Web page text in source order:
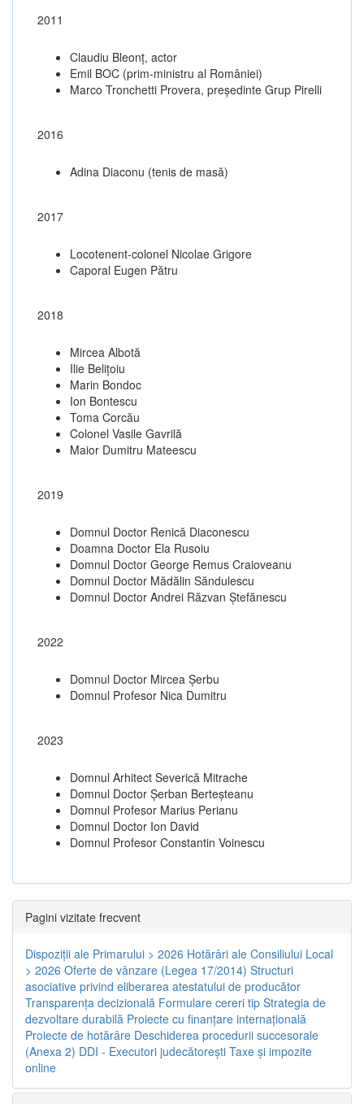
2011
Claudiu Bleonț, actor
Emil BOC (prim-ministru al României)
Marco Tronchetti Provera, președinte Grup Pirelli
2016
Adina Diaconu (tenis de masă)
2017
Locotenent-colonel Nicolae Grigore
Caporal Eugen Pătru
2018
Mircea Albotă
Ilie Belițoiu
Marin Bondoc
Ion Bontescu
Toma Corcău
Colonel Vasile Gavrilă
Maior Dumitru Mateescu
2019
Domnul Doctor Renică Diaconescu
Doamna Doctor Ela Rusoiu
Domnul Doctor George Remus Craioveanu
Domnul Doctor Mădălin Săndulescu
Domnul Doctor Andrei Răzvan Ștefănescu
2022
Domnul Doctor Mircea Șerbu
Domnul Profesor Nica Dumitru
2023
Domnul Arhitect Severică Mitrache
Domnul Doctor Șerban Berteșteanu
Domnul Profesor Marius Perianu
Domnul Doctor Ion David
Domnul Profesor Constantin Voinescu
Pagini vizitate frecvent
Dispoziţii ale Primarului > 2026 Hotărâri ale Consiliului Local
> 2026 Oferte de vânzare (Legea 17/2014) Structuri
asociative privind eliberarea atestatului de producător
Transparenţa decizională Formulare cereri tip Strategia de
dezvoltare durabilă Proiecte cu finanţare internaţională
Proiecte de hotărâre Deschiderea procedurii succesorale
(Anexa 2) DDI - Executori judecătorești Taxe şi impozite
online